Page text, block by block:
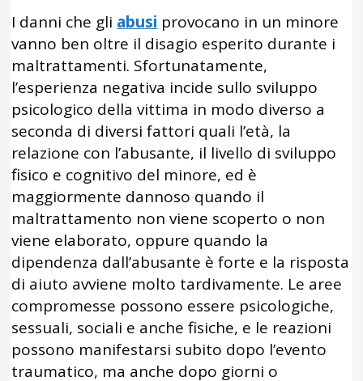
I danni che gli abusi provocano in un minore
vanno ben oltre il disagio esperito durante i
maltrattamenti. Sfortunatamente,
l’esperienza negativa incide sullo sviluppo
psicologico della vittima in modo diverso a
seconda di diversi fattori quali l’età, la
relazione con l’abusante, il livello di sviluppo
fisico e cognitivo del minore, ed è
maggiormente dannoso quando il
maltrattamento non viene scoperto o non
viene elaborato, oppure quando la
dipendenza dall’abusante è forte e la risposta
di aiuto avviene molto tardivamente. Le aree
compromesse possono essere psicologiche,
sessuali, sociali e anche fisiche, e le reazioni
possono manifestarsi subito dopo l’evento
traumatico, ma anche dopo giorni o